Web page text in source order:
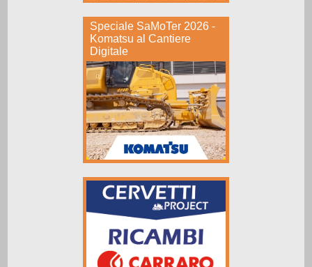
Speciale SaMoTer 2026 -
Komatsu al Cantiere
Digitale